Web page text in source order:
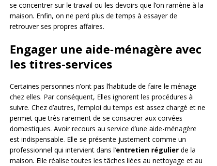
se concentrer sur le travail ou les devoirs que l’on ramène à la
maison. Enfin, on ne perd plus de temps à essayer de
retrouver ses propres affaires.
Engager une aide-ménagère avec
les titres-services
Certaines personnes n’ont pas l’habitude de faire le ménage
chez elles. Par conséquent, Elles ignorent les procédures à
suivre. Chez d’autres, l’emploi du temps est assez chargé et ne
permet que très rarement de se consacrer aux corvées
domestiques. Avoir recours au service d’une aide-ménagère
est indispensable. Elle se présente justement comme un
professionnel qui intervient dans l’entretien régulier de la
maison. Elle réalise toutes les tâches liées au nettoyage et au